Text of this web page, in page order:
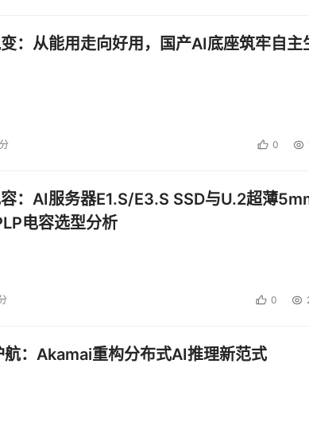
AI加速器和高性能网卡。至强6700/6500系列的双
使得在4U机箱内部署8卡不再需要依赖PCIe Switch板
出现，利用MoE架构稀疏性的特点在CPU和GPU上
可以充分利用算力、存储资源，大幅降低部署门槛
提供4个，能助力CPU卸载加密、压缩、数据传输和
输中的消耗，在构建高并行、多节点的AI集群时可进
在这次至强6700/6500系列性能核发布时得到了进一步
Domain Extensions）技术，原本可基于硬件的可信
，可在CPU和PCIe设备之间实现高性能的加密连接
数据。TDX Connect对于需要租赁弹性算力部署私有
代，自有数据和微调的垂直模型才是企业核心竞争力
：从能用走向好用，国产AI底座筑牢自主
0
：AI服务器E1.S/E3.S SSD与U.2超薄
电容选型分析
0
航：Akamai重构分布式AI推理新范式